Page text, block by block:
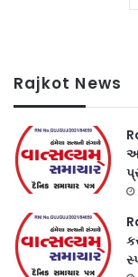
Rajkot News